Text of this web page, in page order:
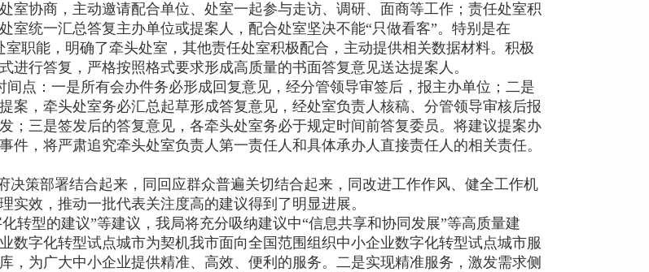
室协商，主动邀请配合单位、处室一起参与走访、调研、面商等工作；责任处室积
室统一汇总答复主办单位或提案人，配合处室坚决不能“只做看客”。特别是在
职能，明确了牵头处室，其他责任处室积极配合，主动提供相关数据材料。积极
行答复，严格按照格式要求形成高质量的书面答复意见送达提案人。
点：一是所有会办件务必形成回复意见，经分管领导审签后，报主办单位；二是
案，牵头处室务必汇总起草形成答复意见，经处室负责人核稿、分管领导审核后报
；三是签发后的答复意见，各牵头处室务必于规定时间前答复委员。将建议提案办
，将严肃追究牵头处室负责人第一责任人和具体承办人直接责任人的相关责任。
决策部署结合起来，同回应群众普遍关切结合起来，同改进工作作风、健全工作机
效，推动一批代表关注度高的建议得到了明显进展。
转型的建议”等建议，我局将充分吸纳建议中“信息共享和协同发展”等高质量建
数字化转型试点城市为契机我市面向全国范围组织中小企业数字化转型试点城市服
，为广大中小企业提供精准、高效、便利的服务。二是实现精准服务，激发需求侧